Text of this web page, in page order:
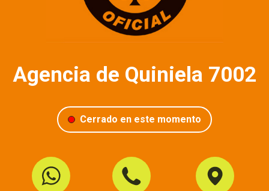
Agencia de Quiniela 7002
Cerrado en este momento